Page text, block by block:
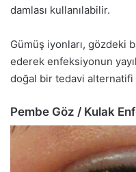
damlası kullanılabilir.
Gümüş iyonları, gözdeki
ederek enfeksiyonun
doğal bir tedavi
Pembe Göz / Kulak